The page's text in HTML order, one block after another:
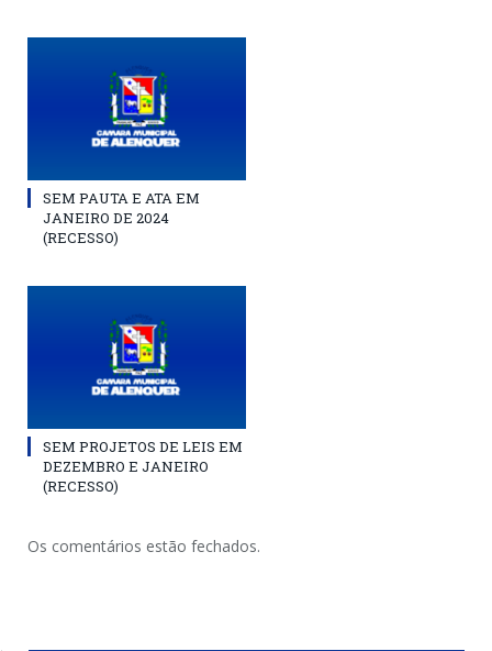
SEM PAUTA E ATA EM
JANEIRO DE 2024
(RECESSO)
SEM PROJETOS DE LEIS EM
DEZEMBRO E JANEIRO
(RECESSO)
Os comentários estão fechados.